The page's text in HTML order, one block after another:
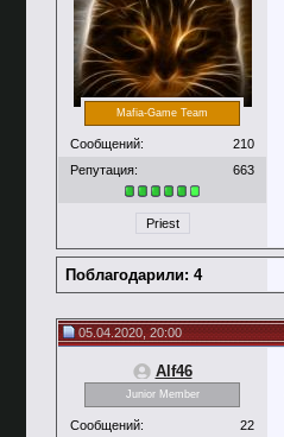
Mafia-Game Team
Сообщений:
210
Репутация:
663
Priest
Поблагодарили: 4
05.04.2020, 20:00
Alf46
Junior Member
Сообщений:
22